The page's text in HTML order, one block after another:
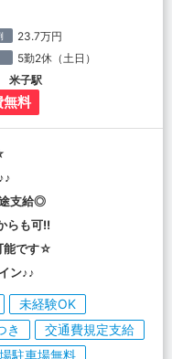
23.7万円
5勤2休（土日）
米子駅
無料
支給◎
らも可!!
能です☆
ン♪♪
未経験OK
き
交通費規定支給
駐車場無料